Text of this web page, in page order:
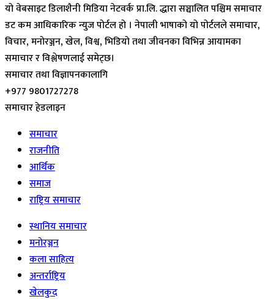
यो वेबसाइट डिलाशैनी मिडिया नेटवर्क प्रा.लि. द्धारा सञ्चालित पश्चिम समाचार
डट कम आधिकारिक न्युज पोर्टल हो । नेपाली भाषाको यो पोर्टलले समाचार,
विचार, मनोरञ्जन, खेल, विश्व, भिडियो तथा जीवनका विभिन्न आयामका
समाचार र विश्लेषणलाई समेट्छ।
समाचार तथा विज्ञापनकालागि
+977 9801727278
समाचार हेडलाइन
समाचार
राजनीति
आर्थिक
समाज
राष्ट्रिय समाचार
स्थानिय समाचार
मनोरञ्जन
कला साहित्य
अन्तर्राष्ट्रिय
खेलकुद